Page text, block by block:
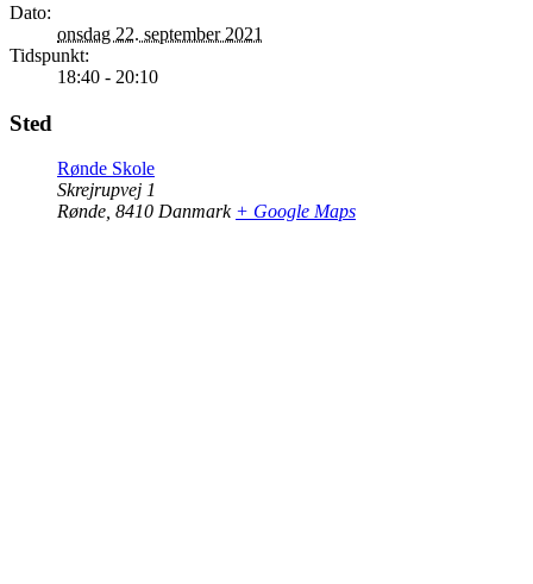
Dato:
onsdag 22. september 2021
Tidspunkt:
18:40 - 20:10
Sted
Rønde Skole
Skrejrupvej 1
Rønde 8410 Danmark + Google Maps